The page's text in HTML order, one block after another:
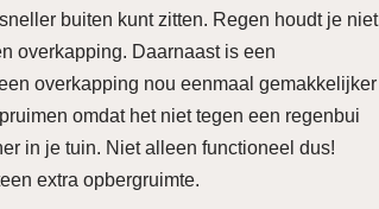
buiten kunt zitten. Regen houdt je niet
overkapping. Daarnaast is een
overkapping nou eenmaal gemakkelijker
omdat het niet tegen een regenbui
in je tuin. Niet alleen functioneel dus!
extra opbergruimte.